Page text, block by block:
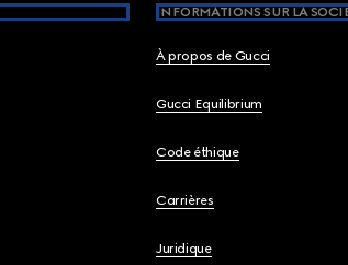
INFORMATIONS SUR LA
À propos de Gucci
Gucci Equilibrium
Code éthique
Carrières
Juridique